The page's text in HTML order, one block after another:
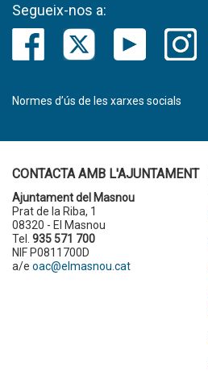
Segueix-nos a:
Normes d’ús de les xarxes socials
CONTACTA AMB L'AJUNTAMENT
Ajuntament del Masnou
Prat de la Riba, 1
08320 - El Masnou
Tel. 935 571 700
NIF P0811700D
a/e oac@elmasnou.cat